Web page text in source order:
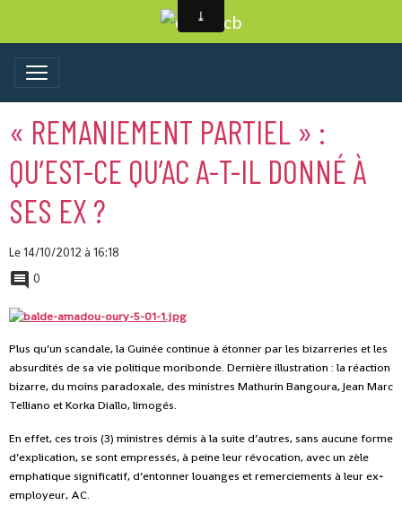
« REMANIEMENT PARTIEL » :
QU’EST-CE QU’AC A-T-IL DONNÉ À
SES EX ?
Le 14/10/2012 à 16:18
0
Plus qu’un scandale, la Guinée continue à étonner par les bizarreries et les
absurdités de sa vie politique moribonde. Dernière illustration : la réaction
bizarre, du moins paradoxale, des ministres Mathurin Bangoura, Jean Marc
Telliano et Korka Diallo, limogés.
En effet, ces trois (3) ministres démis à la suite d’autres, sans aucune forme
d’explication, se sont empressés, à peine leur révocation, avec un zèle
emphatique significatif, d’entonner louanges et remerciements à leur ex-
employeur, AC.